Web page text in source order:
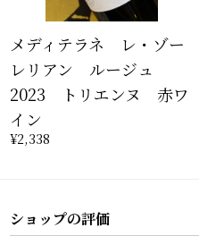
メディテラネ レ・ゾー
レリアン ルージュ
2023 トリエンヌ 赤ワ
イン
¥2,338
ショップの評価